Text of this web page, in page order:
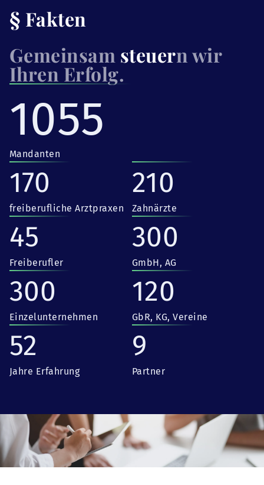
§ Fakten
Gemeinsam steuern wir
Ihren Erfolg.
1055
Mandanten
170
freiberufliche Arztpraxen
210
Zahnärzte
45
Freiberufler
300
GmbH, AG
300
Einzelunternehmen
120
GbR, KG, Vereine
52
Jahre Erfahrung
9
Partner